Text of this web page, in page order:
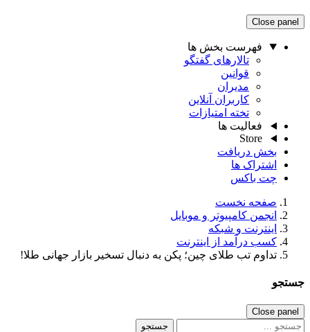
Close panel
فهرست بخش ها
تالارهای گفتگو
قوانین
مدیران
کاربران آنلاین
تخته امتیازات
فعالیت ها
Store
بخش دریافت
اشتراک ها
چت باکس
صفحه نخست
انجمن کامپیوتر و موبایل
اینترنت و شبکه
کسب درآمد از اینترنت
تداوم تب طلای چین؛ پکن به دنبال تسخیر بازار جهانی طلا!
جستجو
Close panel
جستجو